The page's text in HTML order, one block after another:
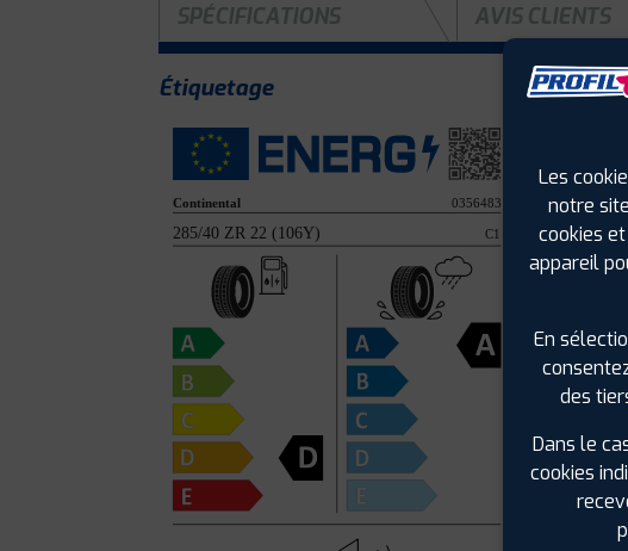
SPÉCIFICATIONS AVIS CLIENTS
Étiquetage
Bruit
Code
Les
notre
cookies
appareil
En
des
Dans le
cookies